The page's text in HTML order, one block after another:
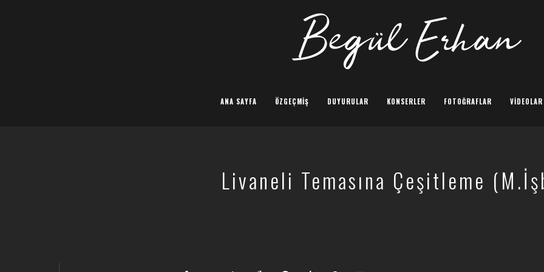
ANA SAYFA ÖZGEÇMIŞ DUYURULAR KONSERLER FOTOĞRAFLAR VIDEOLAR
Livaneli Temasına Çeşitleme